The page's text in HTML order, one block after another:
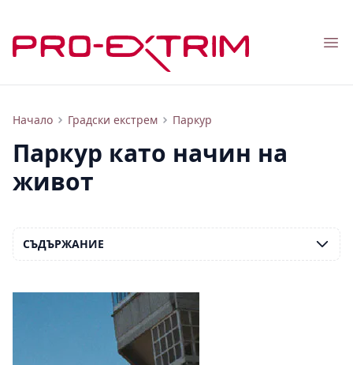
Начало Градски екстрем Паркур
Къде и как да се научите на паркур
Паркур като начин на
живот
СЪДЪРЖАНИЕ